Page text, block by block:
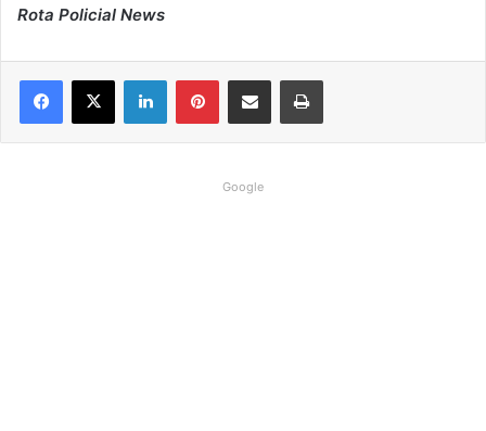
Rota Policial News
Google